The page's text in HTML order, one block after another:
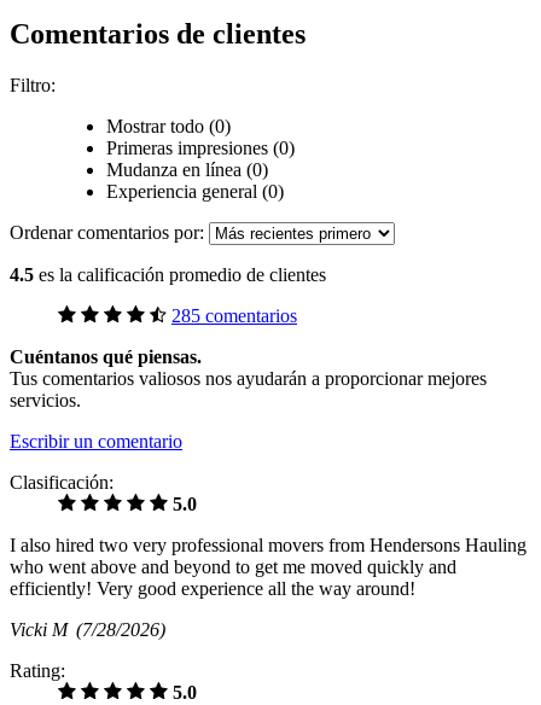
Comentarios de clientes
Filtro:
Mostrar todo (0)
Primeras impresiones (0)
Mudanza en línea (0)
Experiencia general (0)
Ordenar comentarios por:
4.5 es la calificación promedio de clientes
285 comentarios
Cuéntanos qué piensas.
Tus comentarios valiosos nos ayudarán a proporcionar mejores
servicios.
Escribir un comentario
Clasificación:
5.0
I also hired two very professional movers from Hendersons Hauling
who went above and beyond to get me moved quickly and
efficiently! Very good experience all the way around!
Vicki M (7/28/2026)
Rating:
5.0